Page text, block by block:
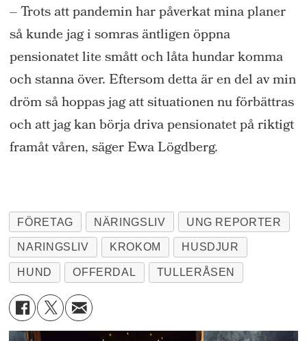
– Trots att pandemin har påverkat minaplaner
så kunde jag i somrasäntligenöppna
pensionatetlite småttoch låta hundar komma
och stannaöver.Eftersom detta är en del av min
dröm såhoppasjagattsituationen nu förbättras
och att jag kan börja driva pensionatet på riktigt
framåt våren, säger EwaLögdberg.
FÖRETAG NÄRINGSLIV UNG REPORTER
NARINGSLIV KROKOM HUSDJUR
HUND OFFERDAL TULLERÅSEN